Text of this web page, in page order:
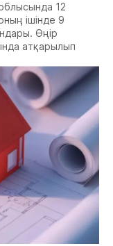
12
ішінде 9
Өңір
атқарылып